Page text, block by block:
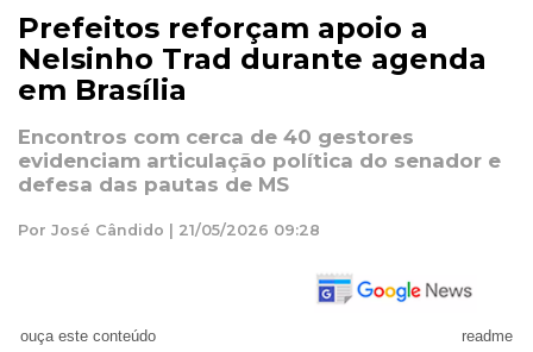
Prefeitos reforçam apoio a
Nelsinho Trad durante agenda
em Brasília
Encontros com cerca de 40 gestores
evidenciam articulação política do senador e
defesa das pautas de MS
Por José Cândido | 21/05/2026 09:28
ouça este conteúdo readme